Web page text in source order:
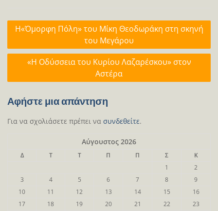
Πλοήγηση
άρθρων
Η«Όμορφη Πόλη» του Μίκη Θεοδωράκη στη σκηνή
του Μεγάρου
«Η Οδύσσεια του Κυρίου Λαζαρέσκου» στον
Αστέρα
Αφήστε μια απάντηση
Για να σχολιάσετε πρέπει να συνδεθείτε.
Αύγουστος 2026
Δ Τ Τ Π Π Σ
Κ
1
2
3
4 5 6 7 8
9
10
11 12 13 14 15
16
17
18 19 20 21 22
23